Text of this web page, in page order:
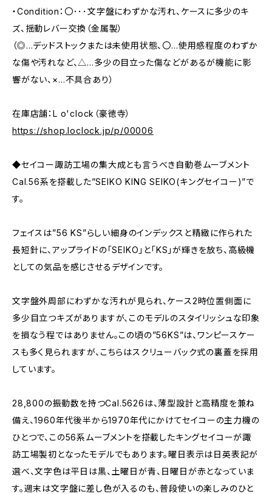
・Condition：〇･･･文字盤にわずかな汚れ、ケースに多少のキ
ズ、揺動レバー交換（金属製）
（◎…デッドストックまたは未使用状態、〇…使用感程度のわずか
な傷や汚れなど、△…多少の目立った傷などがあるが機能に影
響がない、×…不具合あり）
在庫店舗：L o'clock（豪徳寺）
https://shop.loclock.jp/p/00006
◆セイコー諏訪工場の集大成とも言うべき自動巻ムーブメント
Cal.56系を搭載した”SEIKO KING SEIKO(キングセイコー)”で
す。
フェイスは”56 KS”らしい細身のインデックスと精緻に作られた
長短針に、アップライドの「SEIKO」と「KS」が輝きを放ち、高級機
としての気品を感じさせるデザインです。
文字盤外周部にわずかな汚れが見られ、ケース2時位置側面に
多少目立つキズがありますが、このモデルのスタイリッシュな印象
を損なう程ではありません。この頃の”56KS”は、ワンピースケー
スも多く見られますが、こちらはスクリューバック式の裏蓋を採用
しています。
28,800の振動数を持つCal.5626は、薄型設計と高精度を兼ね
備え、1960年代後半から1970年代にかけてセイコーの主力機の
ひとつで、この56系ムーブメントを搭載したキングセイコーが諏
訪工場製初となったモデルでもあります。曜日表示は日英表記が
選べ、文字色は平日は黒、土曜日が青、日曜日が赤となっていま
す。週末は文字盤に差し色が入るのも、普段使いの楽しみのひと